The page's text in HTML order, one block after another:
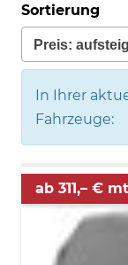
Sortierung
In Ihrer
Fahrzeuge:
ab 311,– €